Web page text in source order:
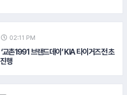
02:11 PM
교촌1991 브랜드데이’ KIA 타이거즈전 초
행